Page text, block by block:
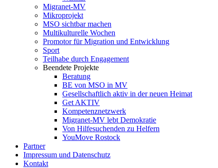
Migranet-MV
Mikroprojekt
MSO sichtbar machen
Multikulturelle Wochen
Promotor für Migration und Entwicklung
Sport
Teilhabe durch Engagement
Beendete Projekte
Beratung
BE von MSO in MV
Gesellschaftlich aktiv in der neuen Heimat
Get AKTIV
Kompetenznetzwerk
Migranet-MV lebt Demokratie
Von Hilfesuchenden zu Helfern
YouMove Rostock
Partner
Impressum und Datenschutz
Kontakt